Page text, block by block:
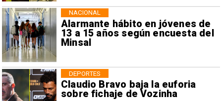
Alarmante hábito en jóvenes de
13 a 15 años según encuesta del
Minsal
NACIONAL
Claudio Bravo baja la euforia
sobre fichaje de Vozinha
DEPORTES